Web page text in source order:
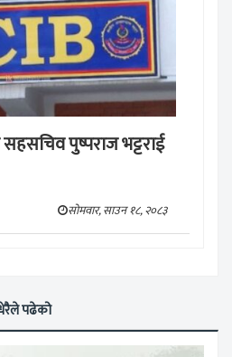
सहसचिव पुष्पराज भट्टराई
सोमवार, साउन १८, २०८३
पढेको